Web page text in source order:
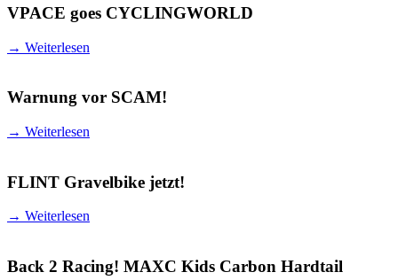
VPACE goes CYCLINGWORLD
→ Weiterlesen
Warnung vor SCAM!
→ Weiterlesen
FLINT Gravelbike jetzt!
→ Weiterlesen
Back 2 Racing! MAXC Kids Carbon Hardtail